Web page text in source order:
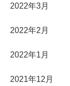
2022年3月
2022年2月
2022年1月
2021年12月